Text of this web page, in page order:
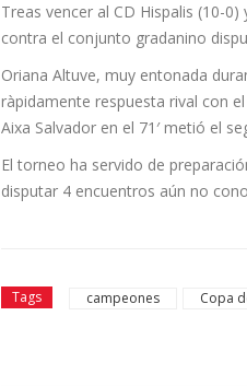
Treas vencer al CD Hispalis (10-
contra el conjunto gradanino
Oriana Altuve, muy entonada
ràpidamente respuesta rival con
Aixa Salvador en el 71′ metió el
El torneo ha servido de
disputar 4 encuentros aún no
Tags campeones Copa